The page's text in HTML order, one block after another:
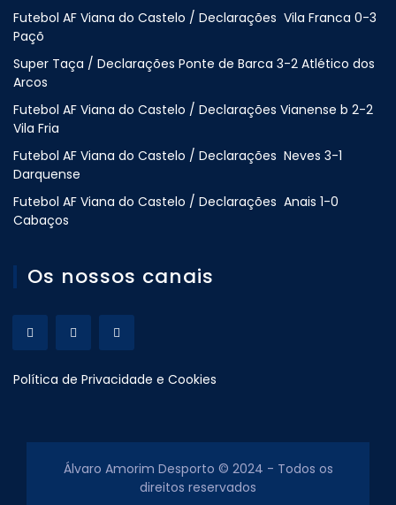
Futebol AF Viana do Castelo / Declarações Vila Franca 0-3
Paçõ
Super Taça / Declarações Ponte de Barca 3-2 Atlético dos
Arcos
Futebol AF Viana do Castelo / Declarações Vianense b 2-2
Vila Fria
Futebol AF Viana do Castelo / Declarações Neves 3-1
Darquense
Futebol AF Viana do Castelo / Declarações Anais 1-0
Cabaços
Os nossos canais
Política de Privacidade e Cookies
Álvaro Amorim Desporto © 2024 - Todos os
direitos reservados